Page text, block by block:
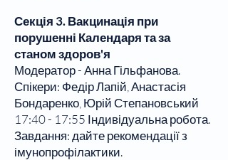
Секція 3. Вакцинація при
порушенні Календаря та за
станом здоров'я
Модератор - Анна Гільфанова.
Спікери: Федір Лапій, Анастасія
Бондаренко, Юрій Степановський
17:40 - 17:55 Індивідуальна робота.
Завдання: дайте рекомендації з
імунопрофілактики.